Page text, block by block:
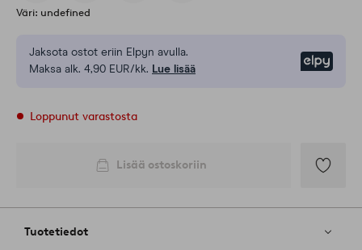
Väri: undefined
Jaksota ostot eriin Elpyn avulla.
Maksa alk. 4,90 EUR/kk. Lue lisää
Loppunut varastosta
Lisää ostoskoriin
Tuotetiedot